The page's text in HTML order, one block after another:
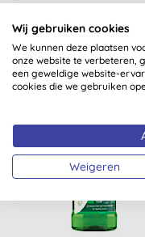
€ 2,09 KOPEN
Wij gebruiken cookies
We kunnen deze plaatsen
onze website te verbeteren,
een geweldige website-
cookies die we gebruiken
Weigeren